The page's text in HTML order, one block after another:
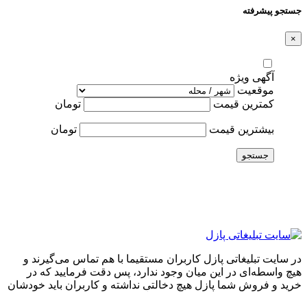
جستجو پیشرفته
×
آگهی ویژه
موقعیت
کمترین قیمت
تومان
بیشترین قیمت تومان
جستجو
در سایت تبلیغاتی پازل کاربران مستقیما با هم تماس می‌گیرند و
هیچ واسطه‌ای در این میان وجود ندارد، پس دقت فرمایید که در
خرید و فروشِ شما پازل هیچ دخالتی نداشته و کاربران باید خودشان